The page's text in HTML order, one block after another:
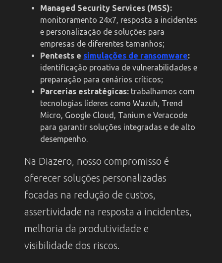
Managed Security Services (MSS):
monitoramento 24x7, resposta a incidentes
e personalização de soluções para
empresas de diferentes tamanhos;
Pentests e simulações de ransomware:
identificação proativa de vulnerabilidades e
preparação para cenários críticos;
Parcerias estratégicas: trabalhamos com
tecnologias líderes como Wazuh, Trend
Micro, Google Cloud, Tanium e Veracode
para garantir soluções integradas e de alto
desempenho.
Na Diazero, nosso compromisso é
oferecer soluções personalizadas
focadas na redução de custos,
assertividade na resposta a incidentes,
melhoria da produtividade e
visibilidade dos riscos.